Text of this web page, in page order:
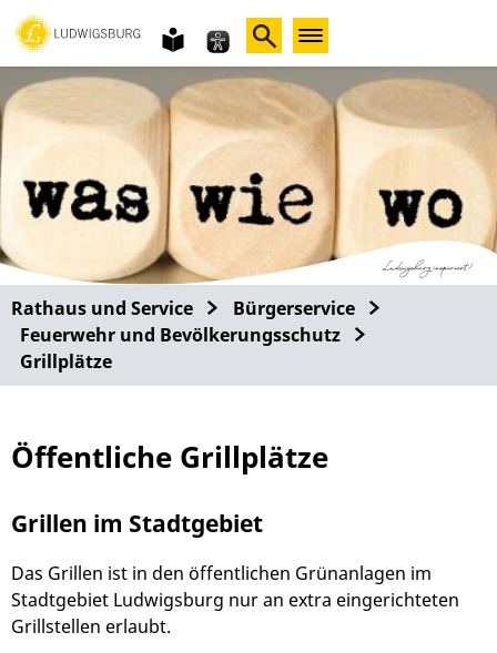
Gebärdensprache
leichte
Sprache
Rathaus und Service
Bürgerservice
Feuerwehr und Bevölkerungsschutz
Grillplätze
Öffentliche Grillplätze
Grillen im Stadtgebiet
Das Grillen ist in den öffentlichen Grünanlagen im
Stadtgebiet Ludwigsburg nur an extra eingerichteten
Grillstellen erlaubt.